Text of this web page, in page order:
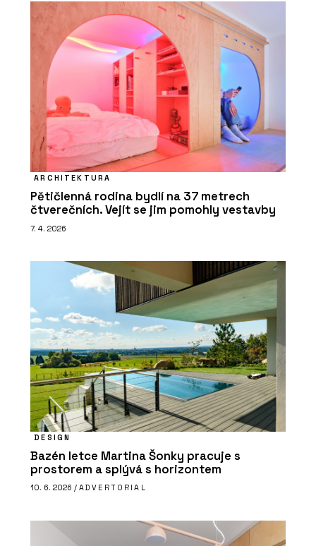
ARCHITEKTURA
Pětičlenná rodina bydlí na 37 metrech
čtverečních. Vejít se jim pomohly vestavby
7. 4. 2026
DESIGN
Bazén letce Martina Šonky pracuje s
prostorem a splývá s horizontem
10. 6. 2026 / ADVERTORIAL